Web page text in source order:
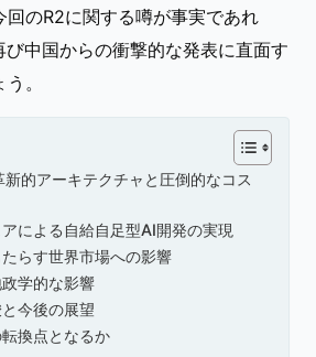
回のR2に関する噂が事実であれ
中国からの衝撃的な発表に直面す
。
的アーキテクチャと圧倒的なコス
による自給自足型AI開発の実現
らす世界市場への影響
学的な影響
今後の展望
換点となるか